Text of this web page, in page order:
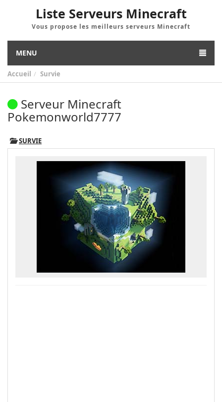
Liste Serveurs Minecraft
Vous propose les meilleurs serveurs Minecraft
MENU
Accueil Survie
Serveur Minecraft
Pokemonworld7777
SURVIE